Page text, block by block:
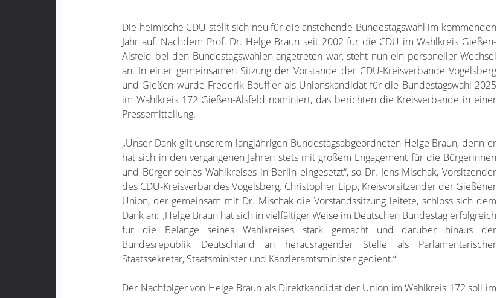
Die heimische CDU stellt sich neu für die anstehende Bundestagswahl im kommenden
Jahr auf. Nachdem Prof. Dr. Helge Braun seit 2002 für die CDU im Wahlkreis Gießen-
Alsfeld bei den Bundestagswahlen angetreten war, steht nun ein personeller Wechsel
an. In einer gemeinsamen Sitzung der Vorstände der CDU-Kreisverbände Vogelsberg
und Gießen wurde Frederik Bouffier als Unionskandidat für die Bundestagswahl 2025
im Wahlkreis 172 Gießen-Alsfeld nominiert, das berichten die Kreisverbände in einer
Pressemitteilung.
„Unser Dank gilt unserem langjährigen Bundestagsabgeordneten Helge Braun, denn er
hat sich in den vergangenen Jahren stets mit großem Engagement für die Bürgerinnen
und Bürger seines Wahlkreises in Berlin eingesetzt“, so Dr. Jens Mischak, Vorsitzender
des CDU-Kreisverbandes Vogelsberg. Christopher Lipp, Kreisvorsitzender der Gießener
Union, der gemeinsam mit Dr. Mischak die Vorstandssitzung leitete, schloss sich dem
Dank an: „Helge Braun hat sich in vielfältiger Weise im Deutschen Bundestag erfolgreich
für die Belange seines Wahlkreises stark gemacht und darüber hinaus der
Bundesrepublik Deutschland an herausragender Stelle als Parlamentarischer
Staatssekretär, Staatsminister und Kanzleramtsminister gedient.“
Der Nachfolger von Helge Braun als Direktkandidat der Union im Wahlkreis 172 soll im